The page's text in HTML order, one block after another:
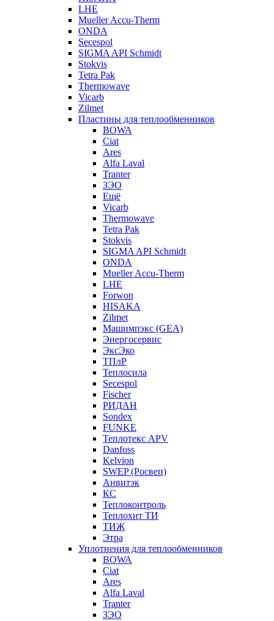
LHE
Mueller Accu-Therm
ONDA
Secespol
SIGMA API Schmidt
Stokvis
Tetra Pak
Thermowave
Vicarb
Zilmet
Пластины для теплообменников
BOWA
Ciat
Ares
Alfa Laval
Tranter
ЗЭО
Ещё
Vicarb
Thermowave
Tetra Pak
Stokvis
SIGMA API Schmidt
ONDA
Mueller Accu-Therm
LHE
Forwon
HISAKA
Zilmet
Машимпэкс (GEA)
Энергосервис
ЭксЭко
ТПлР
Теплосила
Secespol
Fischer
РИДАН
Sondex
FUNKE
Теплотекс APV
Danfoss
Kelvion
SWEP (Росвеп)
Анвитэк
КС
Теплоконтроль
Теплохит ТИ
ТИЖ
Этра
Уплотнения для теплообменников
BOWA
Ciat
Ares
Alfa Laval
Tranter
ЗЭО